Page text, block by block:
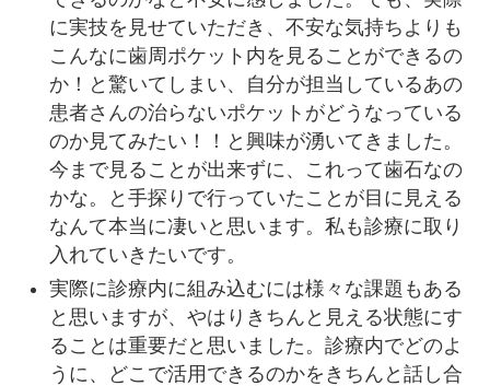
ンセミナーのオンデマンド動画化コンテン
ツです。遠方でセミナー参加が難しい方、
以前受講したがもう一度復習したい方など
など、皆様是非ご活用ください。
https://academy.doctorbook.jp/contents
/5227
非外科的新付着処置NSNAP ハンズオ
ン 募集開始
（第１回もしくは第２回のいずれかを選択
してください）
に実技を見せていただき、不安な気持ちよりも
こんなに歯周ポケット内を見ることができるの
か！と驚いてしまい、自分が担当しているあの
患者さんの治らないポケットがどうなっている
のか見てみたい！！と興味が湧いてきました。
今まで見ることが出来ずに、これって歯石なの
かな。と手探りで行っていたことが目に見える
なんて本当に凄いと思います。私も診療に取り
入れていきたいです。
実際に診療内に組み込むには様々な課題もある
と思いますが、やはりきちんと見える状態にす
ることは重要だと思いました。診療内でどのよ
うに、どこで活用できるのかをきちんと話し合